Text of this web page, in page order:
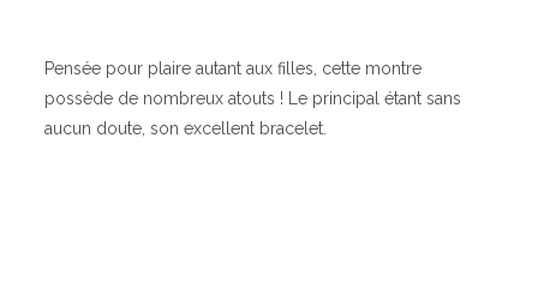
Pensée pour plaire autant aux filles, cette montre
possède de nombreux atouts ! Le principal étant sans
aucun doute, son excellent bracelet.